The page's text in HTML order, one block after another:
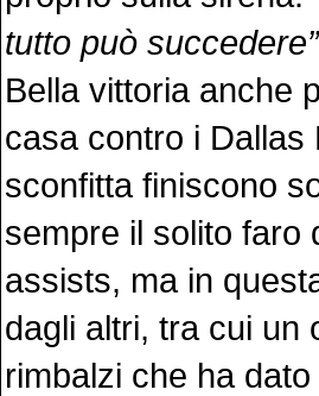
tutto può succedere”
Bella vittoria anche
casa contro i
sconfitta finiscono
sempre il solito faro
assists, ma in
dagli altri, tra cui un
rimbalzi che ha